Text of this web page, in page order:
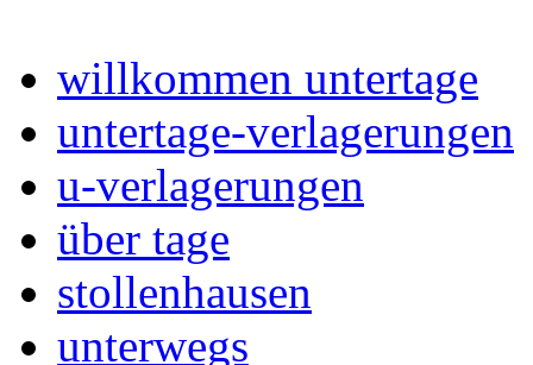
willkommen untertage
untertage-verlagerungen
u-verlagerungen
über tage
stollenhausen
unterwegs